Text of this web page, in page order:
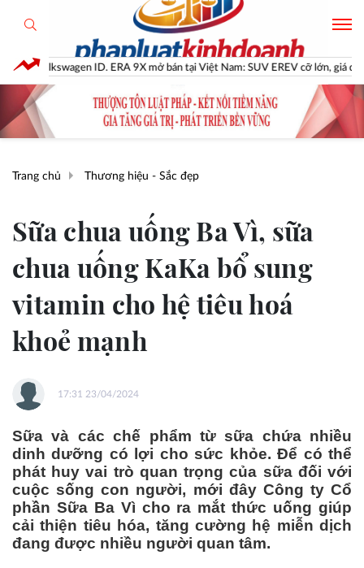
ERA 9X mở bán tại Việt Nam: SUV EREV cỡ lớn, giá dự kiến dưới 3 tỷ đồng
Trang chủ Thương hiệu - Sắc đẹp
Sữa chua uống Ba Vì, sữa
chua uống KaKa bổ sung
vitamin cho hệ tiêu hoá
khoẻ mạnh
17:31 23/04/2024
Sữa và các chế phẩm từ sữa chứa nhiều
dinh dưỡng có lợi cho sức khỏe. Để có thể
phát huy vai trò quan trọng của sữa đối với
cuộc sống con người, mới đây Công ty Cổ
phần Sữa Ba Vì cho ra mắt thức uống giúp
cải thiện tiêu hóa, tăng cường hệ miễn dịch
đang được nhiều người quan tâm.